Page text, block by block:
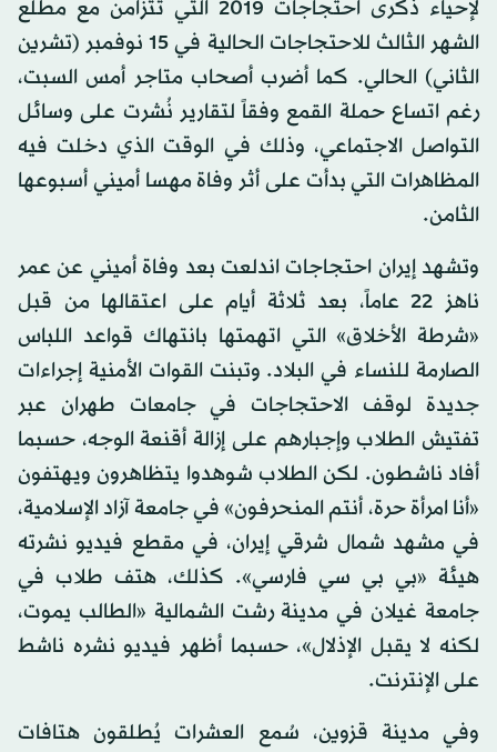
لإحياء ذكرى احتجاجات 2019 التي تتزامن مع مطلع
الشهر الثالث للاحتجاجات الحالية في 15 نوفمبر (تشرين
الثاني) الحالي. كما أضرب أصحاب متاجر أمس السبت،
رغم اتساع حملة القمع وفقاً لتقارير نُشرت على وسائل
التواصل الاجتماعي، وذلك في الوقت الذي دخلت فيه
المظاهرات التي بدأت على أثر وفاة مهسا أميني أسبوعها
الثامن.
وتشهد إيران احتجاجات اندلعت بعد وفاة أميني عن عمر
ناهز 22 عاماً، بعد ثلاثة أيام على اعتقالها من قبل
«شرطة الأخلاق» التي اتهمتها بانتهاك قواعد اللباس
الصارمة للنساء في البلاد. وتبنت القوات الأمنية إجراءات
جديدة لوقف الاحتجاجات في جامعات طهران عبر
تفتيش الطلاب وإجبارهم على إزالة أقنعة الوجه، حسبما
أفاد ناشطون. لكن الطلاب شوهدوا يتظاهرون ويهتفون
«أنا امرأة حرة، أنتم المنحرفون» في جامعة آزاد الإسلامية،
في مشهد شمال شرقي إيران، في مقطع فيديو نشرته
هيئة «بي بي سي فارسي». كذلك، هتف طلاب في
جامعة غيلان في مدينة رشت الشمالية «الطالب يموت،
لكنه لا يقبل الإذلال»، حسبما أظهر فيديو نشره ناشط
على الإنترنت.
وفي مدينة قزوين، سُمع العشرات يُطلقون هتافات